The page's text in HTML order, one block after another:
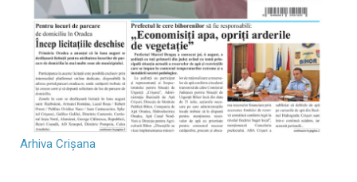
Arhiva Crișana